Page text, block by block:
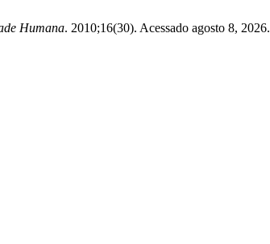
Humana. 2010;16(30). Acessado agosto 8, 2026.